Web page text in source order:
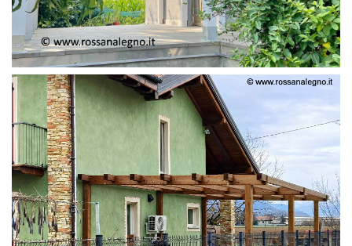
PERGOLA ADOSSATA